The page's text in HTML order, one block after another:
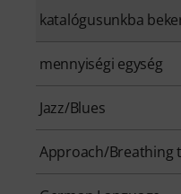
katalógusunkba
mennyiségi egység
Jazz/Blues
Approach/Breathing